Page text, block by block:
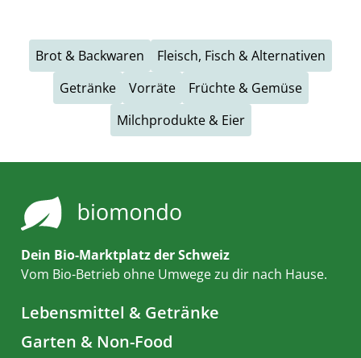
Brot & Backwaren
Fleisch, Fisch & Alternativen
Getränke
Vorräte
Früchte & Gemüse
Milchprodukte & Eier
Dein Bio-Marktplatz der Schweiz
Vom Bio-Betrieb ohne Umwege zu dir nach Hause.
Lebensmittel & Getränke
Garten & Non-Food